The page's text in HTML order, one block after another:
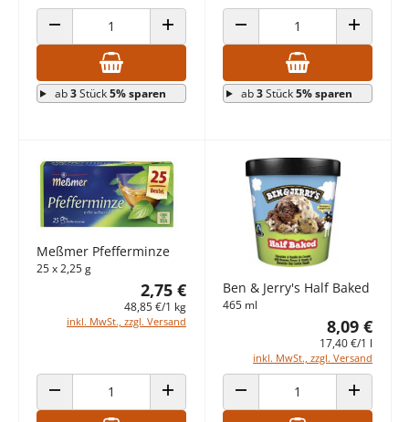
ANZAHL VERRINGERN ANZAHL ERHÖHEN
ab3Stück5% sparen
ANZAHL VERRINGERN ANZAHL
ab3Stück5% sparen
Meßmer Pfefferminze
25 x 2,25 g
2,75 €
48,85 €/1 kg
inkl. MwSt., zzgl. Versand
ANZAHL VERRINGERN ANZAHL ERHÖHEN
Ben & Jerry's Half Baked
465 ml
8,09 €
17,40 €/1 l
inkl. MwSt., zzgl. Versand
ANZAHL VERRINGERN ANZAHL